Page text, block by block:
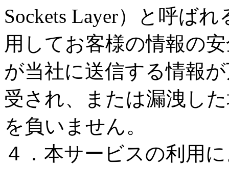
Sockets Layer）と呼ば
用してお客様の情報の
が当社に送信する情報
受され、または漏洩し
を負いません。
４．本サービスの利用